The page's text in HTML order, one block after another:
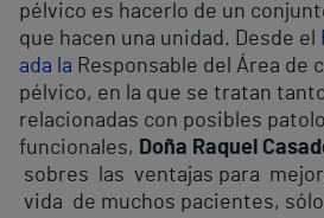
pélvico es hacerlo de un
que hacen una unidad. Desde el
ada la Responsable del Área de
pélvico, en la que se tratan
relacionadas con posibles
funcionales, Doña Raquel
sobres las ventajas para
vida de muchos pacientes,